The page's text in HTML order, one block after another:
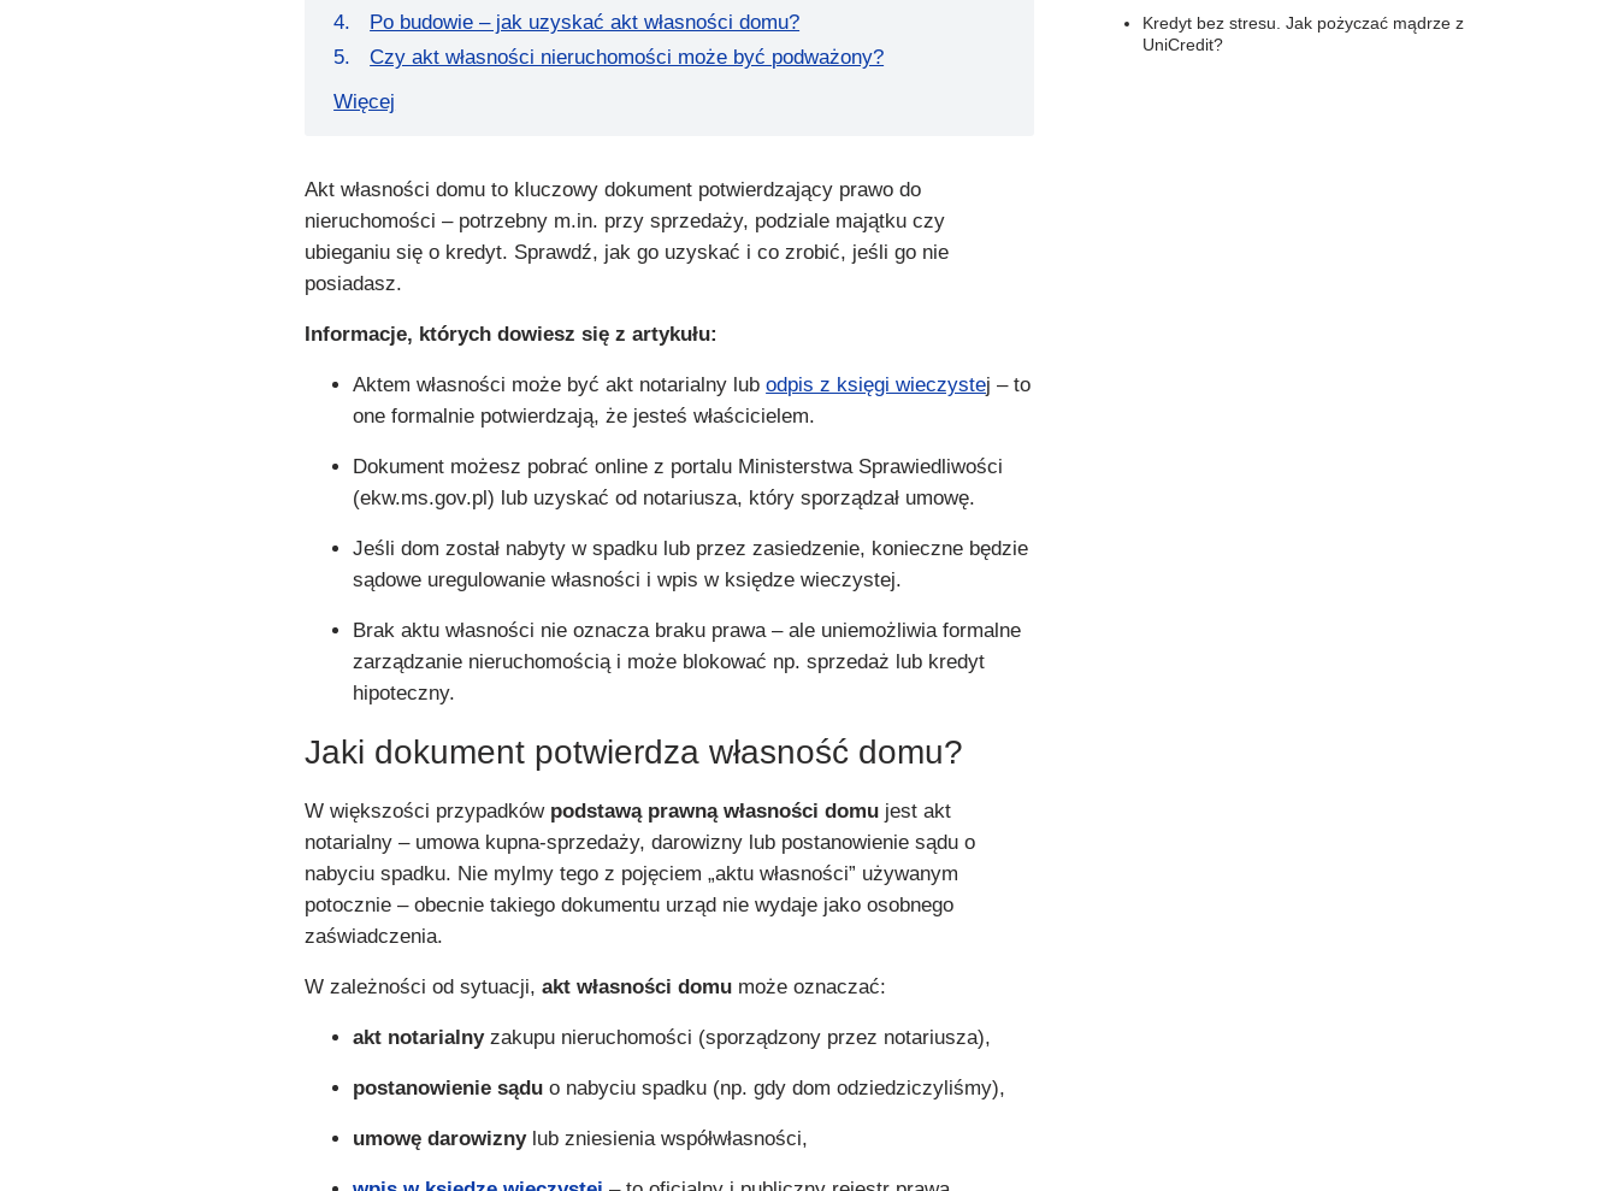
Po budowie – jak uzyskać akt własności domu?
Czy akt własności nieruchomości może być podważony?
Więcej
Akt własności domu to kluczowy dokument potwierdzający prawo do
nieruchomości – potrzebny m.in. przy sprzedaży, podziale majątku czy
ubieganiu się o kredyt. Sprawdź, jak go uzyskać i co zrobić, jeśli go nie
posiadasz.
Informacje, których dowiesz się z artykułu:
Aktem własności może być akt notarialny lubodpis z księgi wieczystej – to
one formalnie potwierdzają, że jesteś właścicielem.
Dokument możesz pobrać online z portalu Ministerstwa Sprawiedliwości
(ekw.ms.gov.pl) lub uzyskać od notariusza, który sporządzał umowę.
Jeśli dom został nabyty w spadku lub przez zasiedzenie, konieczne będzie
sądowe uregulowanie własności i wpis w księdze wieczystej.
Brak aktu własności nie oznacza braku prawa – ale uniemożliwia formalne
zarządzanie nieruchomością i może blokować np. sprzedaż lub kredyt
hipoteczny.
Jaki dokument potwierdza własność domu?
W większości przypadków podstawą prawną własności domu jest akt
notarialny – umowa kupna-sprzedaży, darowizny lub postanowienie sądu o
nabyciu spadku. Nie mylmy tego z pojęciem „aktu własności” używanym
potocznie – obecnie takiego dokumentu urząd nie wydaje jako osobnego
zaświadczenia.
W zależności od sytuacji,akt własności domu może oznaczać:
akt notarialnyzakupu nieruchomości (sporządzony przez notariusza),
postanowienie sądu o nabyciu spadku (np. gdy dom odziedziczyliśmy),
umowę darowiznylub zniesienia współwłasności,
Kredyt bez stresu. Jak pożyczać mądrze z
UniCredit?